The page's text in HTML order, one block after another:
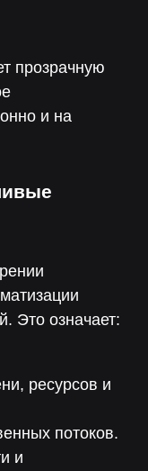
прозрачную
и на
Это означает:
ресурсов и
потоков.
и